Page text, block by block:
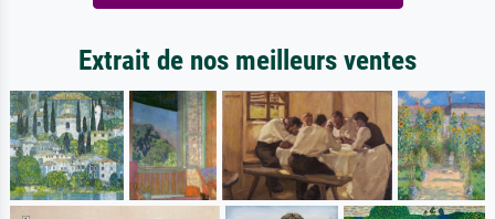
Extrait de nos meilleurs ventes